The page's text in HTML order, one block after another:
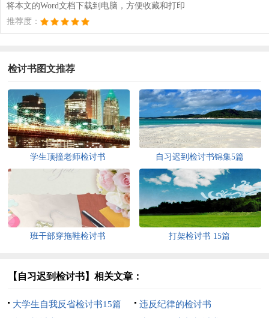
将本文的Word文档下载到电脑，方便收藏和打印
推荐度：
检讨书图文推荐
学生顶撞老师检讨书 自习迟到检讨书锦集5篇
班干部穿拖鞋检讨书 打架检讨书 15篇
【自习迟到检讨书】相关文章：
大学生自我反省检讨书15篇
违反纪律的检讨书